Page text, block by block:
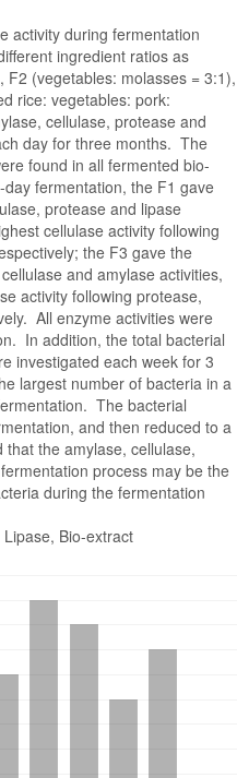
activity during fermentation
ingredient ratios as
(vegetables: molasses = 3:1),
rice: vegetables: pork:
cellulase, protease and
day for three months. The
found in all fermented bio-
fermentation, the F1 gave
protease and lipase
cellulase activity following
the F3 gave the
and amylase activities,
activity following protease,
All enzyme activities were
In addition, the total bacterial
investigated each week for 3
largest number of bacteria in a
The bacterial
and then reduced to a
the amylase, cellulase,
process may be the
during the fermentation
Bio-extract